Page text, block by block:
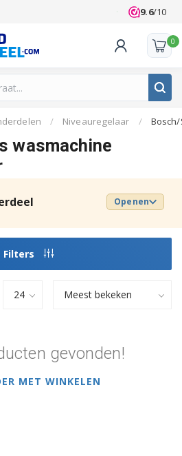
Klanten
9.6/10
0
/ Niveauregelaar /
wasmachine
Openen
Filters
gevonden!
MET WINKELEN